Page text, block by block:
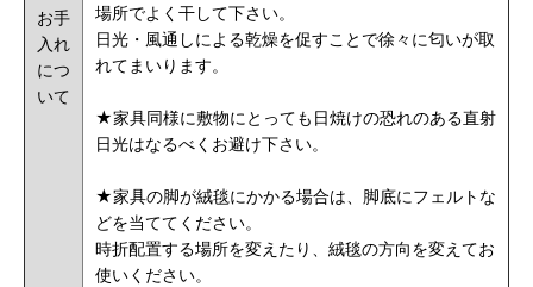
お手
入れ
につ
いて
場所でよく干して下さい。
日光・風通しによる乾燥を促すことで徐々に匂いが取
れてまいります。
★家具同様に敷物にとっても日焼けの恐れのある直射
日光はなるべくお避け下さい。
★家具の脚が絨毯にかかる場合は、脚底にフェルトな
どを当ててください。
時折配置する場所を変えたり、絨毯の方向を変えてお
使いください。